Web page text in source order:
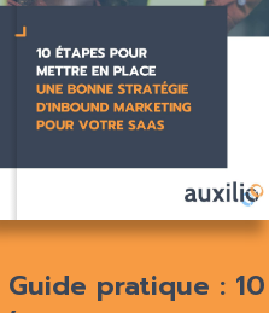
Guide pratique : 10